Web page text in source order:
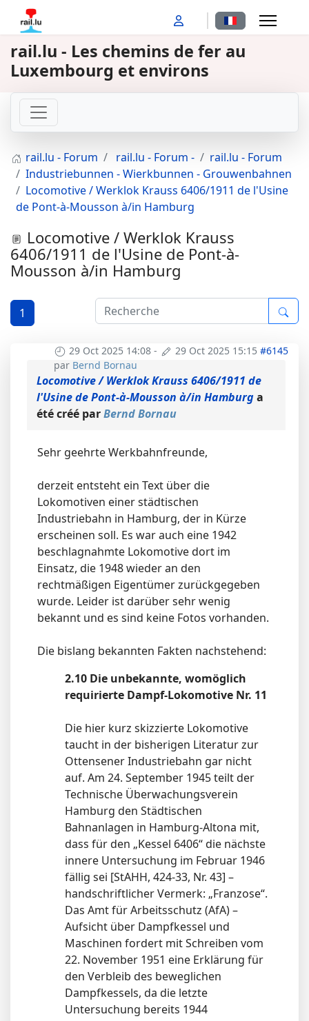
Sélectionnez
rail.lu - Les chemins de fer au
Luxembourg et environs
rail.lu - Forum rail.lu - Forum -
rail.lu - Forum
Industriebunnen - Wierkbunnen - Grouwenbahnen
Locomotive / Werklok Krauss 6406/1911 de l'Usine
de Pont-à-Mousson à/in Hamburg
Locomotive / Werklok Krauss
6406/1911 de l'Usine de Pont-à-
Mousson à/in Hamburg
1
29 Oct 2025 14:08 - 29 Oct 2025 15:15 #6145
par Bernd Bornau
Locomotive / Werklok Krauss 6406/1911 de
l'Usine de Pont-à-Mousson à/in Hamburga
été créé parBernd Bornau
Sehr geehrte Werkbahnfreunde,
derzeit entsteht ein Text über die
Lokomotiven einer städtischen
Industriebahn in Hamburg, der in Kürze
erscheinen soll. Es war auch eine 1942
beschlagnahmte Lokomotive dort im
Einsatz, die 1948 wieder an den
rechtmäßigen Eigentümer zurückgegeben
wurde. Leider ist darüber sehr wenig
bekannt und es sind keine Fotos vorhanden.
Die bislang bekannten Fakten nachstehend:
2.10 Die unbekannte, womöglich
requirierte Dampf-Lokomotive Nr. 11
Die hier kurz skizzierte Lokomotive
taucht in der bisherigen Literatur zur
Ottensener Industriebahn gar nicht
auf. Am 24. September 1945 teilt der
Technische Überwachungsverein
Hamburg den Städtischen
Bahnanlagen in Hamburg-Altona mit,
dass für den „Kessel 6406“ die nächste
innere Untersuchung im Februar 1946
fällig sei [StAHH, 424-33, Nr. 43] –
handschriftlicher Vermerk: „Franzose“.
Das Amt für Arbeitsschutz (AfA) –
Aufsicht über Dampfkessel und
Maschinen fordert mit Schreiben vom
22. November 1951 eine Erklärung für
den Verbleib des beweglichen
Dampfkessels, da die letzte
Untersuchung bereits 1944